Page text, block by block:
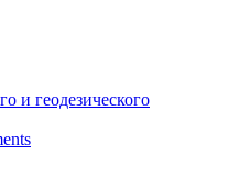
и геодезического